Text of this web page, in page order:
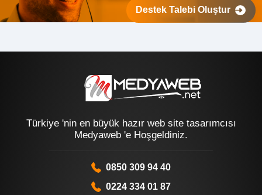
Destek Talebi Oluştur
Türkiye 'nin en büyük hazır web site tasarımcısı
Medyaweb 'e Hoşgeldiniz.
0850 309 94 40
0224 334 01 87